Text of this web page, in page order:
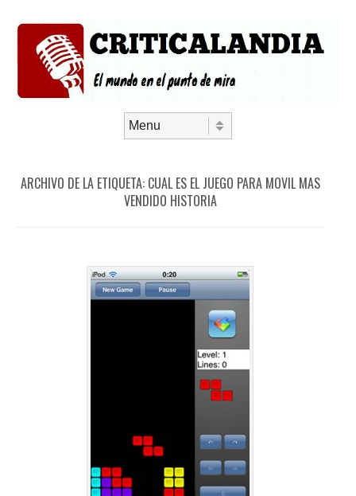
ARCHIVO DE LA ETIQUETA: CUAL ES EL JUEGO PARA MOVIL MAS
VENDIDO HISTORIA